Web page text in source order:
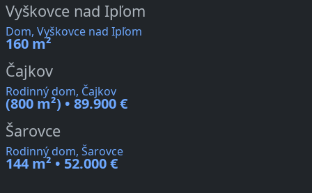
Vyškovce nad Ipľom
Dom, Vyškovce nad Ipľom
160 m²
Čajkov
Rodinný dom, Čajkov
(800 m²) • 89.900 €
Šarovce
Rodinný dom, Šarovce
144 m² • 52.000 €